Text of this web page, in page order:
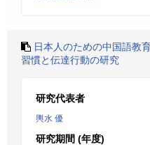
日本人のための中国語教
習慣と伝達行動の研究
研究代表者
輿水 優
研究期間 (年度)